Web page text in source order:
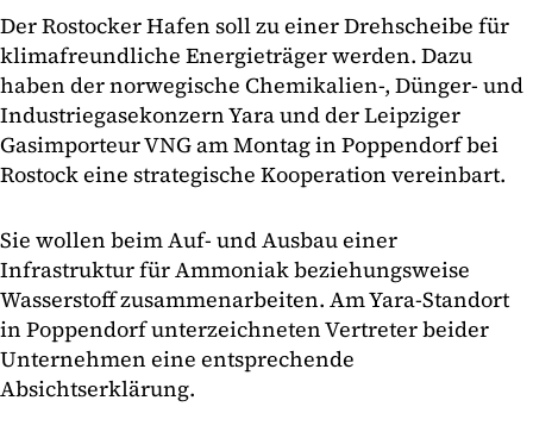
Der Rostocker Hafen soll zu einer Drehscheibe für
klimafreundliche Energieträger werden. Dazu
haben der norwegische Chemikalien-, Dünger- und
Industriegasekonzern Yara und der Leipziger
Gasimporteur VNG am Montag in Poppendorf bei
Rostock eine strategische Kooperation vereinbart.
Sie wollen beim Auf- und Ausbau einer
Infrastruktur für Ammoniak beziehungsweise
Wasserstoff zusammenarbeiten. Am Yara-Standort
in Poppendorf unterzeichneten Vertreter beider
Unternehmen eine entsprechende
Absichtserklärung.